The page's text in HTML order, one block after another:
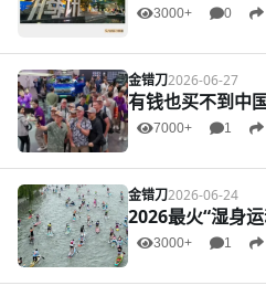
3000+ 0
金错刀2026-06-27
有钱也买不到中
7000+ 1
金错刀2026-06-24
2026最火“湿身
3000+ 1